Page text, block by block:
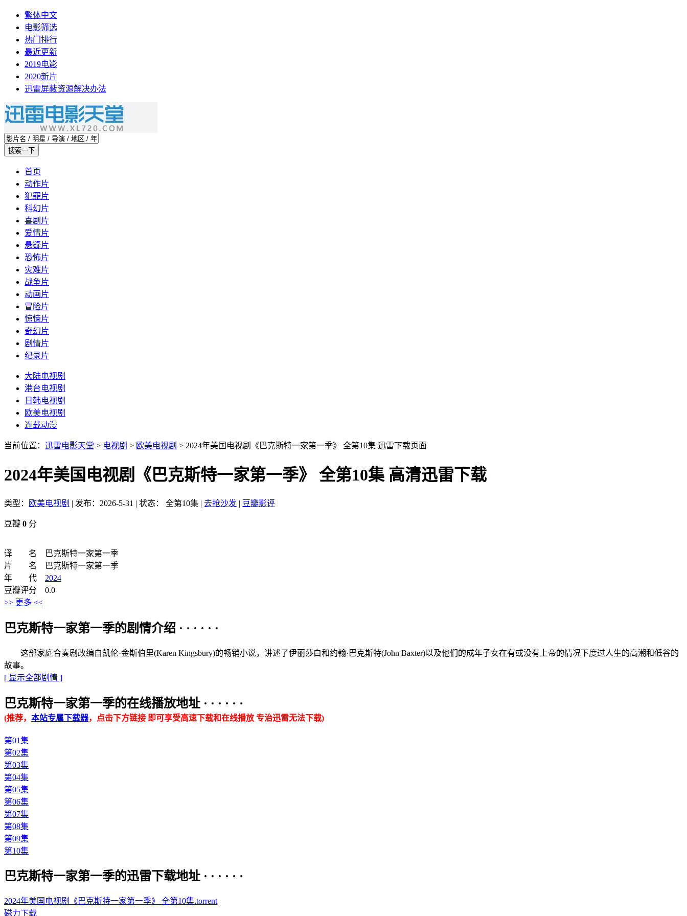
繁体中文
电影筛选
热门排行
最近更新
2019电影
2020新片
迅雷屏蔽资源解决办法
首页
动作片
犯罪片
科幻片
喜剧片
爱情片
悬疑片
恐怖片
灾难片
战争片
动画片
冒险片
惊悚片
奇幻片
剧情片
纪录片
大陆电视剧
港台电视剧
日韩电视剧
欧美电视剧
连载动漫
当前位置： 迅雷电影天堂 > 电视剧 > 欧美电视剧 > 2024年美国电视剧《巴克斯特一家第一季》 全第10集 迅雷下载页面
2024年美国电视剧《巴克斯特一家第一季》 全第10集 高清迅雷下载
类型： 欧美电视剧 | 发布：2026-5-31 | 状态： 全第10集 | 去抢沙发 | 豆瓣影评
豆瓣 0 分
译 名 巴克斯特一家第一季
片 名 巴克斯特一家第一季
年 代 2024
豆瓣评分 0.0
>> 更多 <<
巴克斯特一家第一季的剧情介绍 · · · · · ·
这部家庭合奏剧改编自凯伦·金斯伯里(Karen Kingsbury)的畅销小说，讲述了伊丽莎白和约翰·巴克斯特(John Baxter)以及他们的成年子女在有或没有上帝的情况下度过人生的高潮和低谷的
故事。
[ 显示全部剧情 ]
巴克斯特一家第一季的在线播放地址 · · · · · ·
(推荐， 本站专属下载器，点击下方链接 即可享受高速下载和在线播放 专治迅雷无法下载)
第01集
第02集
第03集
第04集
第05集
第06集
第07集
第08集
第09集
第10集
巴克斯特一家第一季的迅雷下载地址 · · · · · ·
2024年美国电视剧《巴克斯特一家第一季》 全第10集.torrent
磁力下载